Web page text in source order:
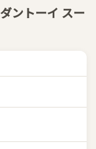
ントーイ スー